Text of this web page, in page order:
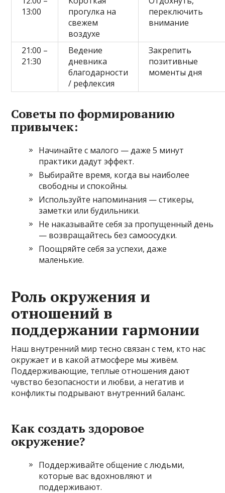
13:00
прогулка на
свежем
воздухе
переключить
внимание
21:00 –
21:30
Ведение
дневника
благодарности
/ рефлексия
Закрепить
позитивные
моменты дня
Советы по формированию
привычек:
Начинайте с малого — даже 5 минут
практики дадут эффект.
Выбирайте время, когда вы наиболее
свободны и спокойны.
Используйте напоминания — стикеры,
заметки или будильники.
Не наказывайте себя за пропущенный день
— возвращайтесь без самоосудки.
Поощряйте себя за успехи, даже
маленькие.
Роль окружения и
отношений в
поддержании гармонии
Наш внутренний мир тесно связан с тем, кто нас
окружает и в какой атмосфере мы живём.
Поддерживающие, теплые отношения дают
чувство безопасности и любви, а негатив и
конфликты подрывают внутренний баланс.
Как создать здоровое
окружение?
Поддерживайте общение с людьми,
которые вас вдохновляют и
поддерживают.